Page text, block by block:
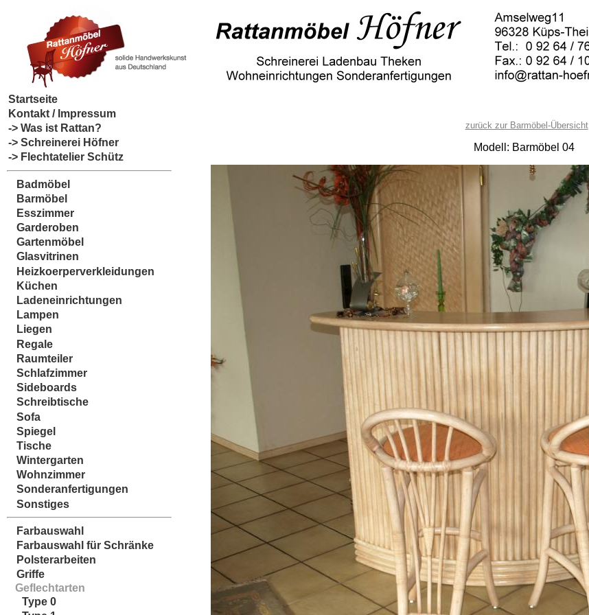
Startseite
Kontakt / Impressum
-> Was ist Rattan?
-> Schreinerei Höfner
-> Flechtatelier Schütz
Badmöbel
Barmöbel
Esszimmer
Garderoben
Gartenmöbel
Glasvitrinen
Heizkoerperverkleidungen
Küchen
Ladeneinrichtungen
Lampen
Liegen
Regale
Raumteiler
Schlafzimmer
Sideboards
Schreibtische
Sofa
Spiegel
Tische
Wintergarten
Wohnzimmer
Sonderanfertigungen
Sonstiges
Farbauswahl
Farbauswahl für Schränke
Polsterarbeiten
Griffe
Geflechtarten
Type 0
zurück zur Barmöbel-Übersicht
Modell: Barmöbel 04